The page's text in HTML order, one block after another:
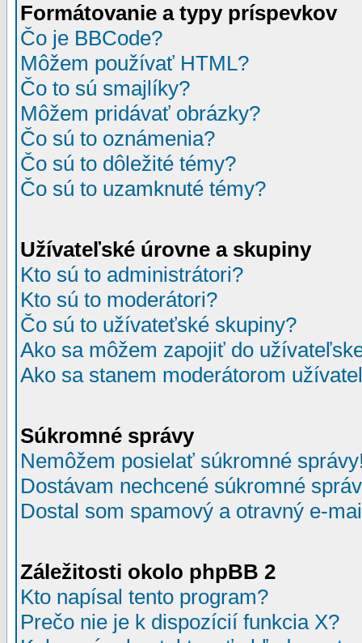
Formátovanie a typy príspevkov
Čo je BBCode?
Môžem používať HTML?
Čo to sú smajlíky?
Môžem pridávať obrázky?
Čo sú to oznámenia?
Čo sú to dôležité témy?
Čo sú to uzamknuté témy?
Užívateľské úrovne a skupiny
Kto sú to administrátori?
Kto sú to moderátori?
Čo sú to užívateťské skupiny?
Ako sa môžem zapojiť do
Ako sa stanem moderátorom
Súkromné správy
Nemôžem posielať súkromné
Dostávam nechcené súkromné
Dostal som spamový a otravný e-
Záležitosti okolo phpBB 2
Kto napísal tento program?
Prečo nie je k dispozícií funkcia X?